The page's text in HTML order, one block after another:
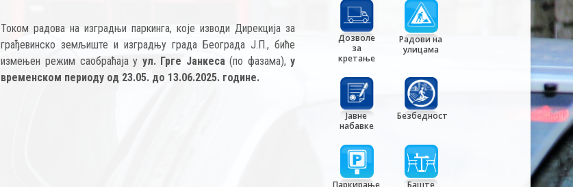
Током радова на изградњи паркинга, које изводи Дирекција за
грађевинско земљиште и изградњу града Београда Ј.П., биће
измењен режим саобраћаја у ул. Грге Јанкеса(по фазама),у
временском периоду од 23.05. до 13.06.2025. године.
Дозволе
за
кретање
Радови на
улицама
Јавне
набавке
Безбедност